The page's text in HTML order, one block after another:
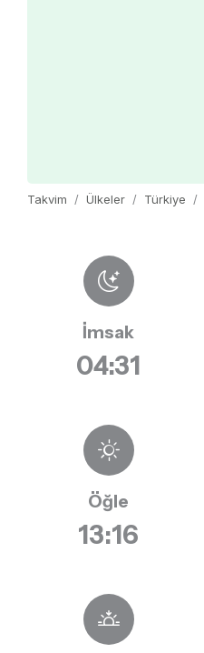
Takvim Ülkeler Türkiye
İmsak
04:31
Öğle
13:16